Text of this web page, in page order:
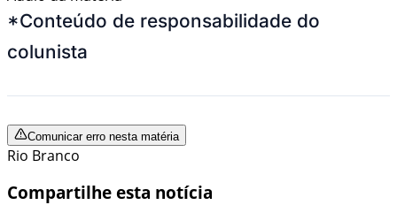
*Conteúdo de responsabilidade do
colunista
Comunicar erro nesta matéria
Rio Branco
Compartilhe esta notícia